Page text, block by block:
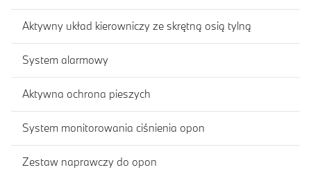
Aktywny układ kierowniczy ze skrętną osią tylną
System alarmowy
Aktywna ochrona pieszych
System monitorowania ciśnienia opon
Zestaw naprawczy do opon